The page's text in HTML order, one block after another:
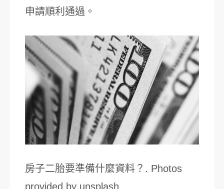
申請順利通過。
房子二胎要準備什麼資料？. Photos
provided by unsplash